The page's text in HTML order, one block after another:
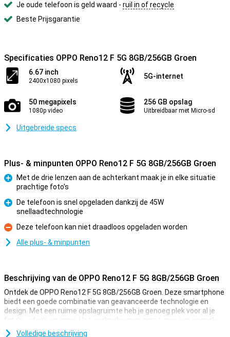
Je oude telefoon is geld waard - ruil in of recycle
Beste Prijsgarantie
Specificaties OPPO Reno12 F 5G 8GB/256GB Groen
6.67 inch
2400x1080 pixels
5G-internet
50 megapixels
1080p video
256 GB opslag
Uitbreidbaar met Micro-sd
Uitgebreide specs
Plus- & minpunten OPPO Reno12 F 5G 8GB/256GB Groen
Pluspunt
Met de drie lenzen aan de achterkant maak je in elke situatie
prachtige foto's
Pluspunt
De telefoon is snel opgeladen dankzij de 45W
snellaadtechnologie
Minpunt
Deze telefoon kan niet draadloos opgeladen worden
Alle plus- & minpunten
Beschrijving van de OPPO Reno12 F 5G 8GB/256GB Groen
Ontdek de OPPO Reno12 F 5G 8GB/256GB Groen. Deze smartphone
biedt een goede combinatie van geavanceerde technologie en
design. Met een ruime opslagruimte heb je genoeg plek voor al je
foto's, video's en apps. Het werkgeheugen zorgt voor een soepele
en snelle gebruikservaring voor bijvoorbeeld al je games. Geniet van
Volledige beschrijving